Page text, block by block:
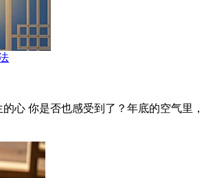
心 你是否也感受到了？年底的空气